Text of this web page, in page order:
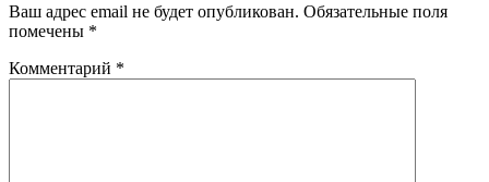
Ваш адрес email не будет опубликован. Обязательные поля
помечены *
Комментарий *